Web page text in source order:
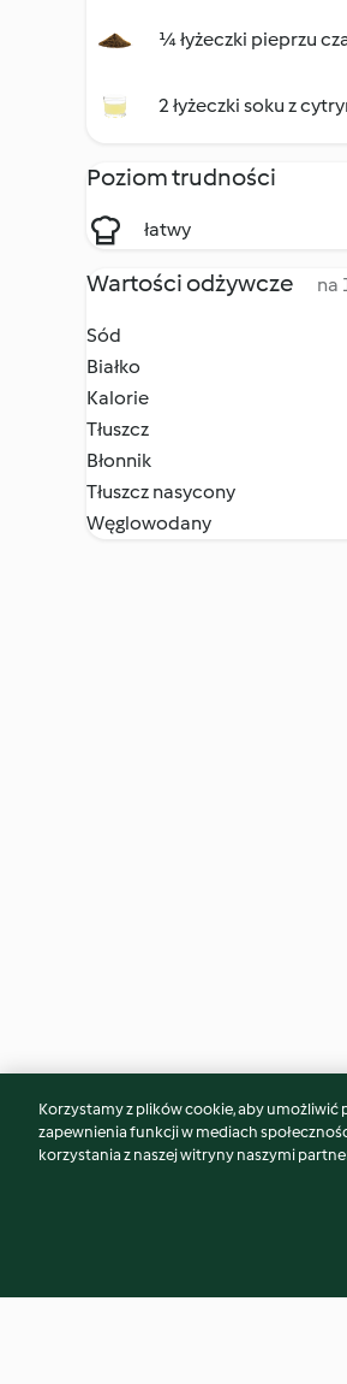
¼ łyżeczki pieprzu
2 łyżeczki soku z
Poziom trudności
łatwy
Wartości odżywcze na
Sód
Białko
Kalorie
Tłuszcz
Błonnik
Tłuszcz nasycony
Węglowodany
Może spodoba Ci
Korzystamy z plików cookie, aby umożliwić
zapewnienia funkcji w mediach
korzystania z naszej witryny naszymi